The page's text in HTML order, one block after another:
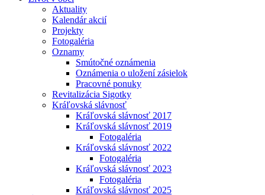
Aktuality
Kalendár akcií
Projekty
Fotogaléria
Oznamy
Smútočné oznámenia
Oznámenia o uložení zásielok
Pracovné ponuky
Revitalizácia Sigotky
Kráľovská slávnosť
Kráľovská slávnosť 2017
Kráľovská slávnosť 2019
Fotogaléria
Kráľovská slávnosť 2022
Fotogaléria
Kráľovská slávnosť 2023
Fotogaléria
Kráľovská slávnosť 2025